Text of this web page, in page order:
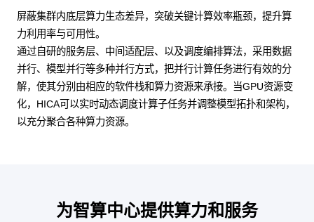
屏蔽集群内底层算力生态差异，突破关键计算效率瓶颈，提升算
力利用率与可用性。
通过自研的服务层、中间适配层、以及调度编排算法，采用数据
并行、模型并行等多种并行方式，把并行计算任务进行有效的分
解，使其分别由相应的软件栈和算力资源来承接。当GPU资源变
化，HICA可以实时动态调度计算子任务并调整模型拓扑和架构，
以充分聚合各种算力资源。
为智算中心提供算力和服务